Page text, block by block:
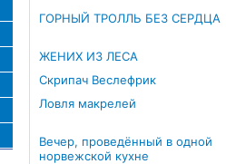
ГОРНЫЙ ТРОЛЛЬ БЕЗ СЕРДЦА
ЖЕНИХ ИЗ ЛЕСА
Скрипач Веслефрик
Ловля макрелей
Вечер, проведённый в одной
норвежской кухне